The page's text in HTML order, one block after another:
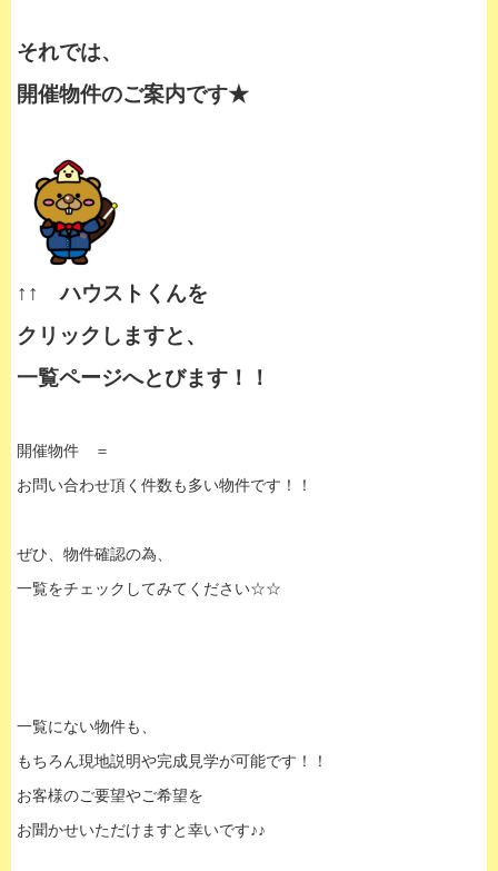
それでは、
開催物件のご案内です★
↑↑ ハウストくんを
クリックしますと、
一覧ページへとびます！！
開催物件 ＝
お問い合わせ頂く件数も多い物件です！！
ぜひ、物件確認の為、
一覧をチェックしてみてください☆☆
一覧にない物件も、
もちろん現地説明や完成見学が可能です！！
お客様のご要望やご希望を
お聞かせいただけますと幸いです♪♪